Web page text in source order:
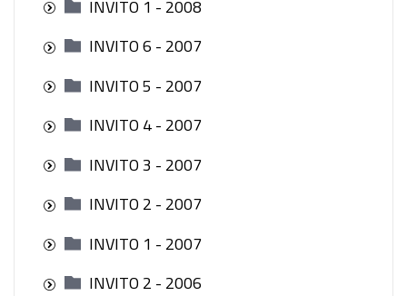
INVITO 1 - 2008
INVITO 6 - 2007
INVITO 5 - 2007
INVITO 4 - 2007
INVITO 3 - 2007
INVITO 2 - 2007
INVITO 1 - 2007
INVITO 2 - 2006